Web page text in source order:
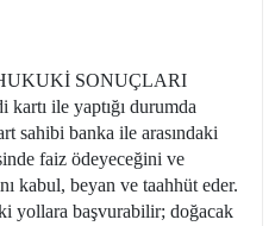
SONUÇLARI
ile yaptığı durumda
sahibi banka ile arasındaki
faiz ödeyeceğini ve
kabul, beyan ve taahhüt eder.
yollara başvurabilir; doğacak